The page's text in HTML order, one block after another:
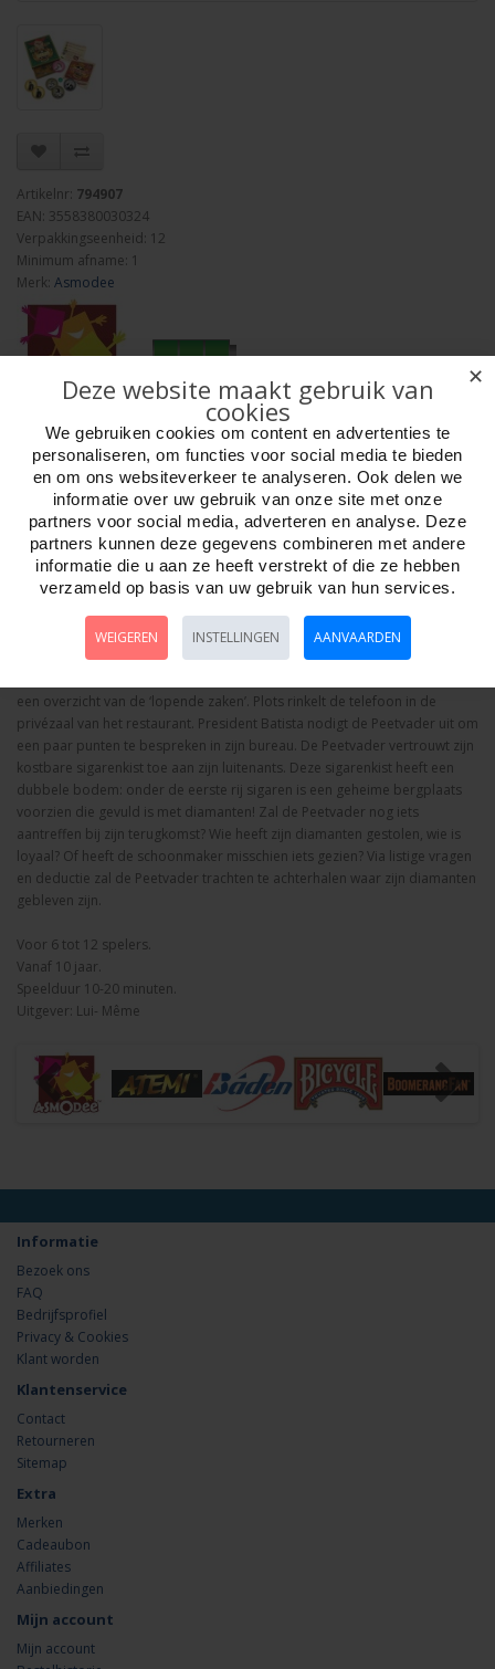
Artikelnr: 794907
EAN: 3558380030324
Verpakkingseenheid: 12
Minimum afname: 1
Merk: Asmodee
Aantal
Bestellen
Omschrijving Foto hoge resolutie Details
Mafia de Cuba, Uitbreiding Revolucion.
Havana, 29 december 1955. Aan het einde van de maaltijd die hij
een overzicht van de ‘lopende zaken’. Plots rinkelt de telefoon in de
privézaal van het restaurant. President Batista nodigt de Peetvader uit om
een paar punten te bespreken in zijn bureau. De Peetvader vertrouwt zijn
kostbare sigarenkist toe aan zijn luitenants. Deze sigarenkist heeft een
dubbele bodem: onder de eerste rij sigaren is een geheime bergplaats
voorzien die gevuld is met diamanten! Zal de Peetvader nog iets
aantreffen bij zijn terugkomst? Wie heeft zijn diamanten gestolen, wie is
loyaal? Of heeft de schoonmaker misschien iets gezien? Via listige vragen
en deductie zal de Peetvader trachten te achterhalen waar zijn diamanten
gebleven zijn.
Voor 6 tot 12 spelers.
Vanaf 10 jaar.
Speelduur 10-20 minuten.
Uitgever: Lui- Même
Informatie
Bezoek ons
FAQ
Bedrijfsprofiel
Privacy & Cookies
Klant worden
Klantenservice
Contact
Retourneren
Sitemap
Extra
Merken
Cadeaubon
Affiliates
Aanbiedingen
Mijn account
Mijn account
✕
Deze website maakt gebruik van
cookies
We gebruiken cookies om content en advertenties te
personaliseren, om functies voor social media te bieden
en om ons websiteverkeer te analyseren. Ook delen we
informatie over uw gebruik van onze site met onze
partners voor social media, adverteren en analyse. Deze
partners kunnen deze gegevens combineren met andere
informatie die u aan ze heeft verstrekt of die ze hebben
verzameld op basis van uw gebruik van hun services.
WEIGEREN INSTELLINGEN AANVAARDEN